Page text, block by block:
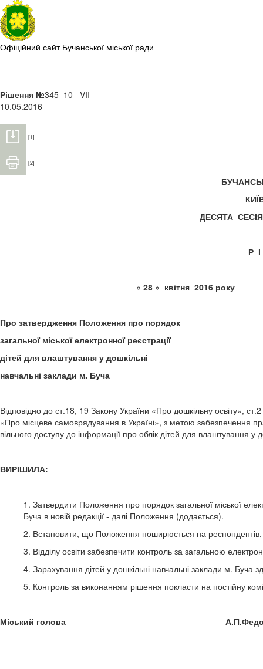
Офіційний сайт Бучанської міської ради
Рішення №345–10– VII
10.05.2016
[1]
[2]
ДЕСЯТА
Р
« 28 » квітня
Про затвердження Положення про порядок
загальної міської електронної реєстрації
дітей для влаштування у дошкільні
навчальні заклади м. Буча
Відповідно до ст.18, 19 Закону України «Про дошкільну освіту»,
«Про місцеве самоврядування в Україні», з метою забезпечення
вільного доступу до інформації про облік дітей для влаштування у
ВИРІШИЛА:
1. Затвердити Положення про порядок загальної міської
Буча в новій редакції - далі Положення (додається).
2. Встановити, що Положення поширюється на респондентів,
3. Відділу освіти забезпечити контроль за загальною
4. Зарахування дітей у дошкільні навчальні заклади м. Буча
5. Контроль за виконанням рішення покласти на постійну
Міський голова